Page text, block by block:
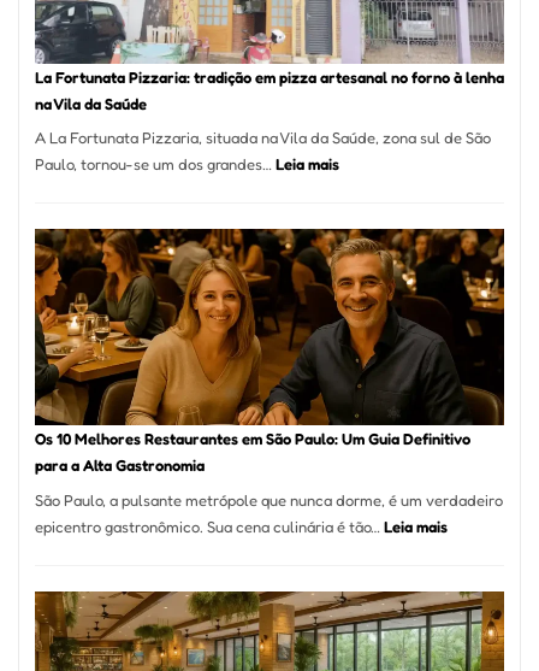
Mais
La Fortunata Pizzaria: tradição em pizza artesanal no forno à lenha
na Vila da Saúde
A La Fortunata Pizzaria, situada na Vila da Saúde, zona sul de São
Paulo, tornou-se um dos grandes…Leia mais:
Pizzaria:
tradição
em
pizza
artesanal
forno
à
Vila
da
Os 10 Melhores Restaurantes em São Paulo: Um Guia Definitivo
para a Alta Gastronomia
São Paulo, a pulsante metrópole que nunca dorme, é um verdadeiro
epicentro gastronômico. Sua cena culinária é tão… Leia mais:
Melhores
Restaurantes
em